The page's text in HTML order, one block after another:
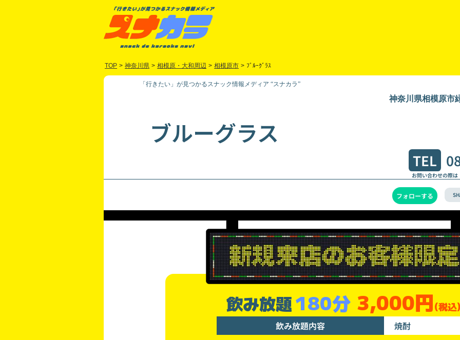
TOP > 神奈川県 > 相模原・大和周辺 > 相模原市 > ﾌﾞﾙｰｸﾞﾗｽ
「行きたい」が見つかるスナック情報メディア “スナカラ”
神奈川県相模原市
ブルーグラス
TEL
お問い合わせの際
フォローする
飲み放題180分 3,000円(税込
飲み放題内容 焼酎